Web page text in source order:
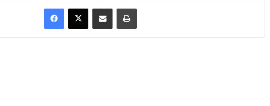
Facebook
X Enviar vía email Imprimir